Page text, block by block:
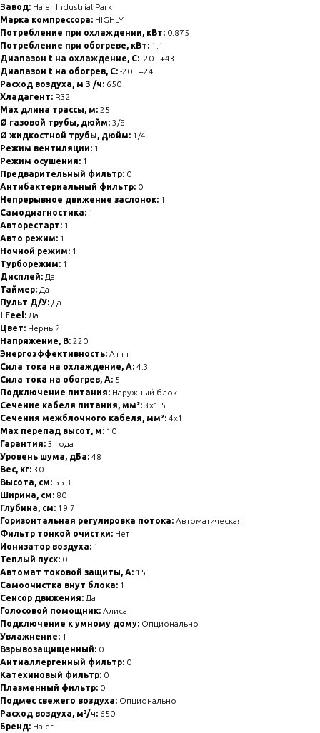
Завод: Haier Industrial Park
Марка компрессора: HIGHLY
Потребление при охлаждении, кВт: 0.875
Потребление при обогреве, кВт: 1.1
Диапазон t на охлаждение, С: -20...+43
Диапазон t на обогрев, С: -20...+24
Расход воздуха, м 3 /ч: 650
Хладагент: R32
Max длина трассы, м: 25
Ø газовой трубы, дюйм: 3/8
Ø жидкостной трубы, дюйм: 1/4
Режим вентиляции: 1
Режим осушения: 1
Предварительный фильтр: 0
Антибактериальный фильтр: 0
Непрерывное движение заслонок: 1
Самодиагностика: 1
Авторестарт: 1
Авто режим: 1
Ночной режим: 1
Турборежим: 1
Дисплей: Да
Таймер: Да
Пульт Д/У: Да
I Feel: Да
Цвет: Черный
Напряжение, В: 220
Энергоэффективность: A+++
Сила тока на охлаждение, А: 4.3
Сила тока на обогрев, А: 5
Подключение питания: Наружный блок
Сечение кабеля питания, мм²: 3x1.5
Сечения межблочного кабеля, мм²: 4x1
Max перепад высот, м: 10
Гарантия: 3 года
Уровень шума, дБа: 48
Вес, кг: 30
Высота, см: 55.3
Ширина, см: 80
Глубина, см: 19.7
Горизонтальная регулировка потока: Автоматическая
Фильтр тонкой очистки: Нет
Ионизатор воздуха: 1
Теплый пуск: 0
Автомат токовой защиты, А: 15
Самоочистка внут блока: 1
Сенсор движения: Да
Голосовой помощник: Алиса
Подключение к умному дому: Опционально
Увлажнение: 1
Взрывозащищенный: 0
Антиаллергенный фильтр: 0
Катехиновый фильтр: 0
Плазменный фильтр: 0
Подмес свежего воздуха: Опционально
Расход воздуха, м³/ч: 650
Бренд: Haier